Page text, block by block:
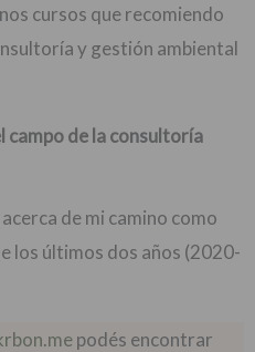
cursos que recomiendo
y gestión ambiental
campo de la consultoría
de mi camino como
los últimos dos años (2020-
podés encontrar